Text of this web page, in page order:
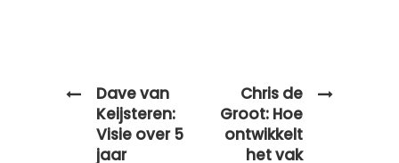
Dave van
Keijsteren:
Visie over 5
jaar
Chris de
Groot: Hoe
ontwikkelt
het vak